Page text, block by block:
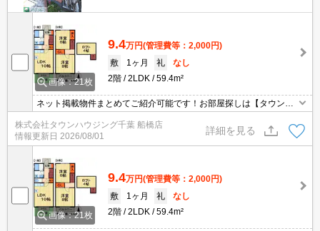
画像：21枚
9.4万円(管理費等：2,000円)
敷
1ヶ月 礼
なし
2階
2LDK 59.4m²
ネット掲載物件まとめてご紹介可能です！お部屋探しは【タウンハ
ウジング】にお任せください！※オンライン内見・現地待ち合わせ
は事前にご相談ください。
株式会社タウンハウジング千葉 船橋店
情報更新日 2026/08/01
詳細を見る
画像：21枚
9.4万円(管理費等：2,000円)
敷
1ヶ月 礼
なし
2階
2LDK 59.4m²